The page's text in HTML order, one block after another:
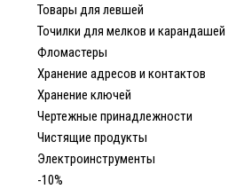
Товары для левшей
Точилки для мелков и карандашей
Фломастеры
Хранение адресов и контактов
Хранение ключей
Чертежные принадлежности
Чистящие продукты
Электроинструменты
-10%